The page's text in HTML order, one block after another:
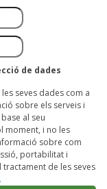
de dades
seves dades com a
sobre els serveis i
al seu
moment, i no les
sobre com
portabilitat i
de les seves